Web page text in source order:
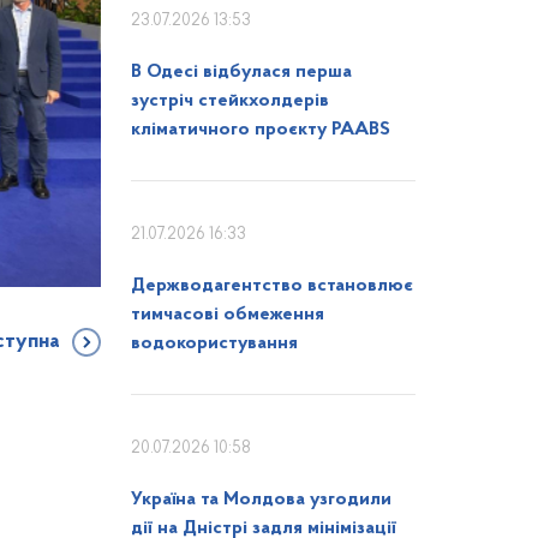
23.07.2026 13:53
В Одесі відбулася перша
зустріч стейкхолдерів
кліматичного проєкту PAABS
21.07.2026 16:33
Держводагентство встановлює
тимчасові обмеження
водокористування
20.07.2026 10:58
Україна та Молдова узгодили
дії на Дністрі задля мінімізації